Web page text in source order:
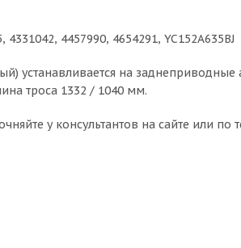
4457990, 4654291, YC152A635BJ
устанавливается на
троса 1332 / 1040 мм.
у консультантов на сайте или